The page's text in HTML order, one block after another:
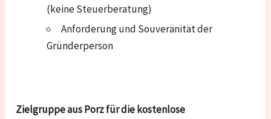
(keine Steuerberatung)
Anforderung und Souveränität der
Gründerperson
Zielgruppe aus Porz für die kostenlose